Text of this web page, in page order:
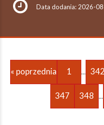
Data dodania: 2026-
« poprzednia 1 ... 342
347 348 ...